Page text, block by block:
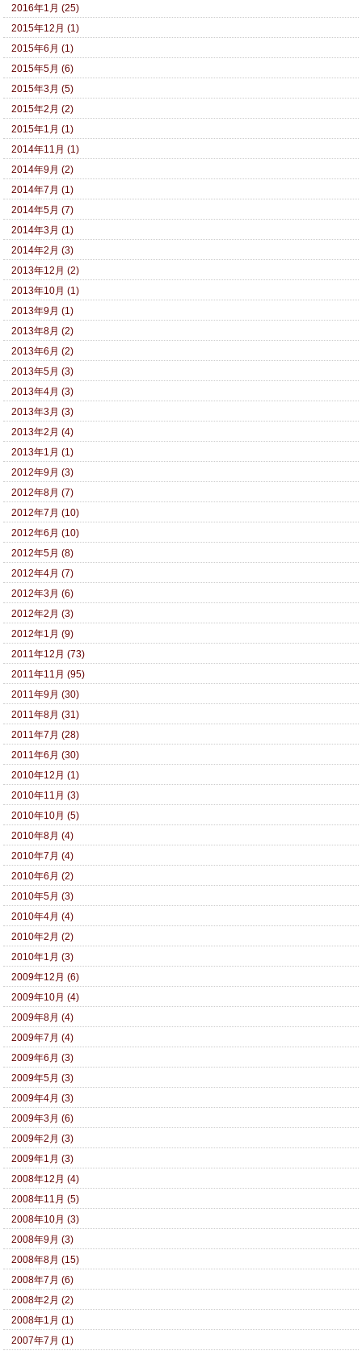
2016年1月 (25)
2015年12月 (1)
2015年6月 (1)
2015年5月 (6)
2015年3月 (5)
2015年2月 (2)
2015年1月 (1)
2014年11月 (1)
2014年9月 (2)
2014年7月 (1)
2014年5月 (7)
2014年3月 (1)
2014年2月 (3)
2013年12月 (2)
2013年10月 (1)
2013年9月 (1)
2013年8月 (2)
2013年6月 (2)
2013年5月 (3)
2013年4月 (3)
2013年3月 (3)
2013年2月 (4)
2013年1月 (1)
2012年9月 (3)
2012年8月 (7)
2012年7月 (10)
2012年6月 (10)
2012年5月 (8)
2012年4月 (7)
2012年3月 (6)
2012年2月 (3)
2012年1月 (9)
2011年12月 (73)
2011年11月 (95)
2011年9月 (30)
2011年8月 (31)
2011年7月 (28)
2011年6月 (30)
2010年12月 (1)
2010年11月 (3)
2010年10月 (5)
2010年8月 (4)
2010年7月 (4)
2010年6月 (2)
2010年5月 (3)
2010年4月 (4)
2010年2月 (2)
2010年1月 (3)
2009年12月 (6)
2009年10月 (4)
2009年8月 (4)
2009年7月 (4)
2009年6月 (3)
2009年5月 (3)
2009年4月 (3)
2009年3月 (6)
2009年2月 (3)
2009年1月 (3)
2008年12月 (4)
2008年11月 (5)
2008年10月 (3)
2008年9月 (3)
2008年8月 (15)
2008年7月 (6)
2008年2月 (2)
2008年1月 (1)
2007年7月 (1)